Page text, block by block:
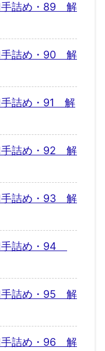
手詰め・89 解
手詰め・90 解
詰め・91 解
手詰め・92 解
手詰め・93 解
詰め・94
手詰め・95 解
手詰め・96 解